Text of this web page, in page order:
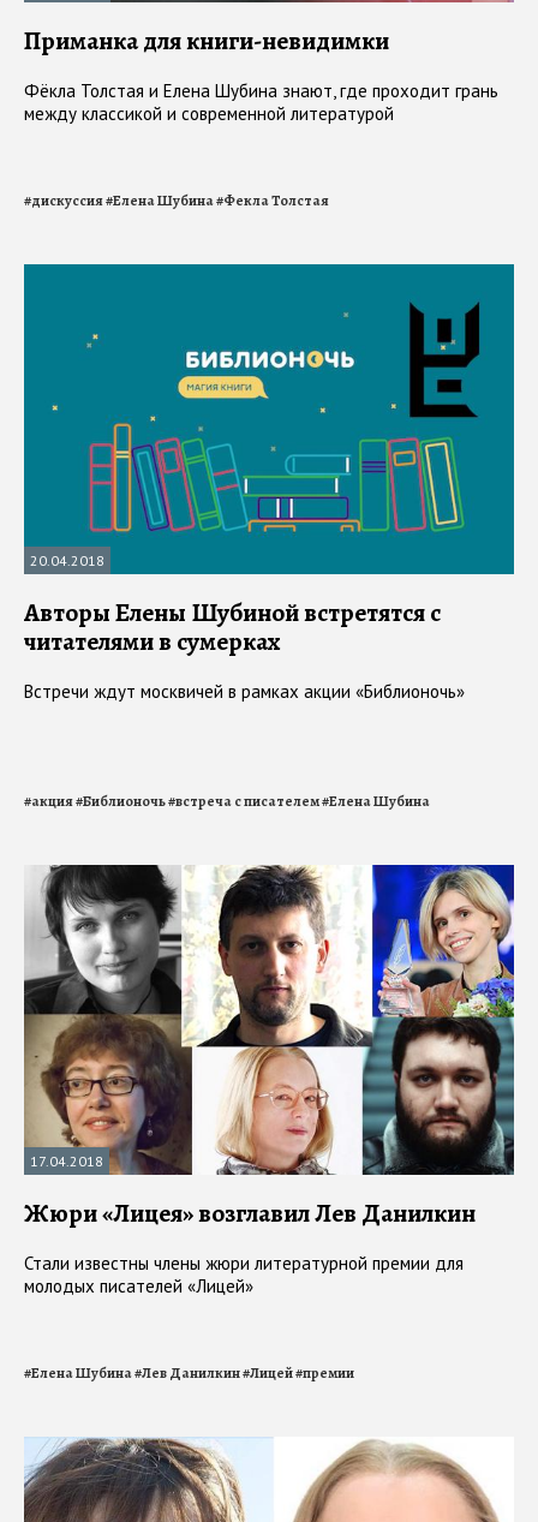
Приманка для книги-невидимки
Фёкла Толстая и Елена Шубина знают, где проходит грань
между классикой и современной литературой
#дискуссия#Елена Шубина#Фекла Толстая
20.04.2018
Авторы Елены Шубиной встретятся с
читателями в сумерках
Встречи ждут москвичей в рамках акции «Библионочь»
#акция#Библионочь#встреча с писателем#Елена Шубина
17.04.2018
Жюри «Лицея» возглавил Лев Данилкин
Стали известны члены жюри литературной премии для
молодых писателей «Лицей»
#Елена Шубина#Лев Данилкин#Лицей#премии